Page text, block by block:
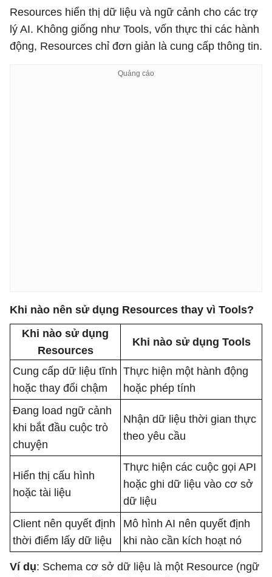
Resources hiển thị dữ liệu và ngữ cảnh cho các trợ
lý AI. Không giống như Tools, vốn thực thi các hành
động, Resources chỉ đơn giản là cung cấp thông tin.
Khi nào nên sử dụng Resources thay vì Tools?
Khi nào sử dụng
Resources
Khi nào sử dụng Tools
Cung cấp dữ liệu tĩnh
hoặc thay đổi chậm
Thực hiện một hành động
hoặc phép tính
Đang load ngữ cảnh
khi bắt đầu cuộc trò
chuyện
Nhận dữ liệu thời gian thực
theo yêu cầu
Hiển thị cấu hình
hoặc tài liệu
Thực hiện các cuộc gọi API
hoặc ghi dữ liệu vào cơ sở
dữ liệu
Client nên quyết định
thời điểm lấy dữ liệu
Mô hình AI nên quyết định
khi nào cần kích hoạt nó
Ví dụ: Schema cơ sở dữ liệu là một Resource (ngữ